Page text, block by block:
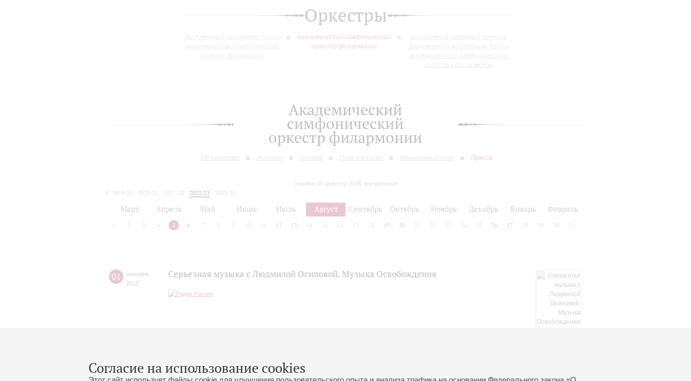
Оркестры
Академический симфонический
оркестр филармонии
Академический
симфонический
оркестр филармонии
Об оркестре История Состав План рассадки Концертный план Пресса
Согласие на использование cookies
сегодня 09 августа 2026, воскресенье
2019/20 2020/21 2021/22 2022/23
2023/24
Март Апрель Май Июнь Июль Август Сентябрь Октябрь Ноябрь Декабрь Январь Февраль
2 3 4 5 6 7 8 9 10 12 13 14 15 16 17 18 19 20 21 22 23 24 25 26 27 28 29 30 31
01 октября
2023
Серьезная музыка с Людмилой Осиповой. Музыка Освобождения